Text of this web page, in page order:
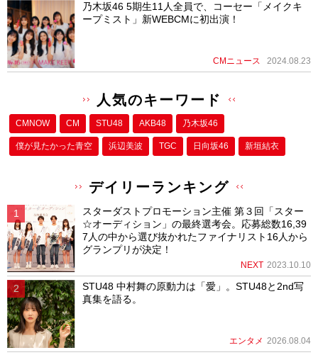
乃木坂46 5期生11人全員で、コーセー「メイクキ
ープミスト」新WEBCMに初出演！
CMニュース 2024.08.23
人気のキーワード
CMNOW CM STU48 AKB48 乃木坂46
僕が⾒たかった⻘空 浜辺美波 TGC 日向坂46 新垣結衣
デイリーランキング
スターダストプロモーション主催 第３回「スター
☆オーディション」の最終選考会。応募総数16,39
7人の中から選び抜かれたファイナリスト16人から
グランプリが決定！
NEXT 2023.10.10
STU48 中村舞の原動力は「愛」。STU48と2nd写
真集を語る。
エンタメ 2026.08.04